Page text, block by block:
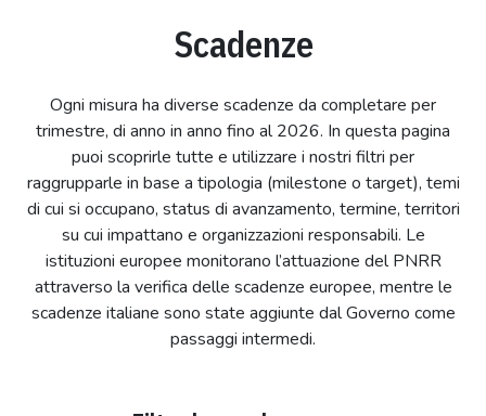
Scadenze
Ogni misura ha diverse scadenze da completare per
trimestre, di anno in anno fino al 2026. In questa pagina
puoi scoprirle tutte e utilizzare i nostri filtri per
raggrupparle in base a tipologia (milestone o target), temi
di cui si occupano, status di avanzamento, termine, territori
su cui impattano e organizzazioni responsabili. Le
istituzioni europee monitorano l’attuazione del PNRR
attraverso la verifica delle scadenze europee, mentre le
scadenze italiane sono state aggiunte dal Governo come
passaggi intermedi.